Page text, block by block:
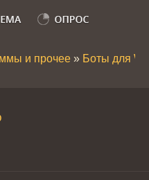
и прочее » Боты для